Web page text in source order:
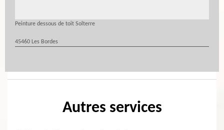
Peinture dessous de toit Solterre
45460 Les Bordes
Autres services